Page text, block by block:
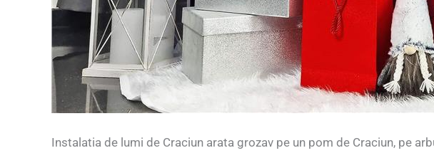
Instalatia de lumi de Craciun arata grozav pe un pom de Craciun, pe